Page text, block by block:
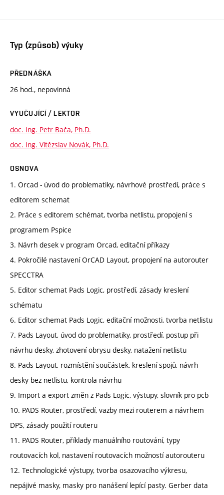
Typ (způsob) výuky
PŘEDNÁŠKA
26 hod., nepovinná
VYUČUJÍCÍ / LEKTOR
doc. Ing. Petr Bača, Ph.D.
doc. Ing. Vítězslav Novák, Ph.D.
OSNOVA
1. Orcad - úvod do problematiky, návrhové prostředí, práce s
editorem schemat
2. Práce s editorem schémat, tvorba netlistu, propojení s
programem Pspice
3. Návrh desek v program Orcad, editační příkazy
4. Pokročilé nastavení OrCAD Layout, propojení na autorouter
SPECCTRA
5. Editor schemat Pads Logic, prostředí, zásady kreslení
schématu
6. Editor schemat Pads Logic, editační možnosti, tvorba netlistu
7. Pads Layout, úvod do problematiky, prostředí, postup při
návrhu desky, zhotovení obrysu desky, natažení netlistu
8. Pads Layout, rozmístění součástek, kreslení spojů, návrh
desky bez netlistu, kontrola návrhu
9. Import a export změn z Pads Logic, výstupy, slovník pro pcb
10. PADS Router, prostředí, vazby mezi routerem a návrhem
DPS, zásady použití routeru
11. PADS Router, příklady manuálního routování, typy
routovacích kol, nastavení routovacích možností autorouteru
12. Technologické výstupy, tvorba osazovacího výkresu,
nepájivé masky, masky pro nanášení lepící pasty. Gerber data